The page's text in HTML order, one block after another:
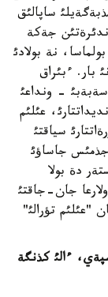
ساپالئق
جةكة
نة بولادئ
وقؤ ورنئ بار. ءبئراق
- ونداعئ
عئلئم
سياقتئ
جذمئس جاساؤئ
دة بولا
جان-جاقتئ
"عئلئم تؤرالئ"
ءالئ كذنگة